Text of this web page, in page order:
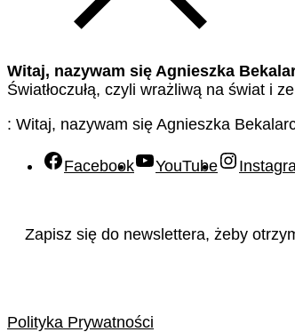
Witaj, nazywam się Agnieszka
Światłoczułą, czyli wrażliwą na świat i
: Witaj, nazywam się Agnieszka
Facebook YouTube
Zapisz się do newslettera, żeby
Polityka Prywatności